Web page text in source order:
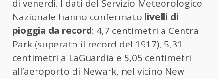
di venerdì. I dati del Servizio Meteorologico
Nazionale hanno confermato livelli di
pioggia da record: 4,7 centimetri a Central
Park (superato il record del 1917), 5,31
centimetri a LaGuardia e 5,05 centimetri
all’aeroporto di Newark, nel vicino New